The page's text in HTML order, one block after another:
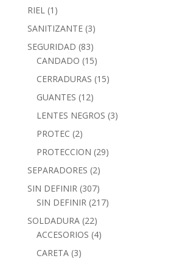
RIEL (1)
SANITIZANTE (3)
SEGURIDAD (83)
CANDADO (15)
CERRADURAS (15)
GUANTES (12)
LENTES NEGROS (3)
PROTEC (2)
PROTECCION (29)
SEPARADORES (2)
SIN DEFINIR (307)
SIN DEFINIR (217)
SOLDADURA (22)
ACCESORIOS (4)
CARETA (3)